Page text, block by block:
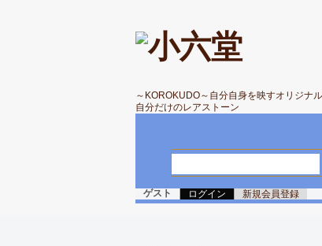
～KOROKUDO～自分自身を映すオリジナ
自分だけのレアストーン
ゲスト ログイン 新規会員登録